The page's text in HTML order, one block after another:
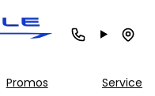
Promos Service